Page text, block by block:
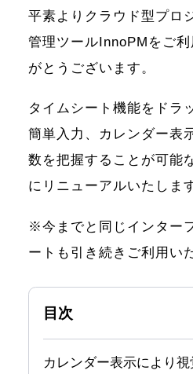
平素よりクラウド型プロ
管理ツールInnoPMをご
がとうございます。
タイムシート機能をドラ
簡単入力、カレンダー表
数を把握することが可能
にリニューアルいたしま
※今までと同じインター
ートも引き続きご利用い
目次
カレンダー表示により